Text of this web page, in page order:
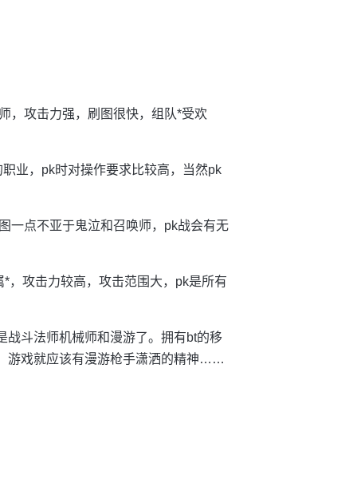
，攻击力强，刷图很快，组队*受欢
业，pk时对操作要求比较高，当然pk
一点不亚于鬼泣和召唤师，pk战会有无
，攻击力较高，攻击范围大，pk是所有
战斗法师机械师和漫游了。拥有bt的移
游戏就应该有漫游枪手潇洒的精神……